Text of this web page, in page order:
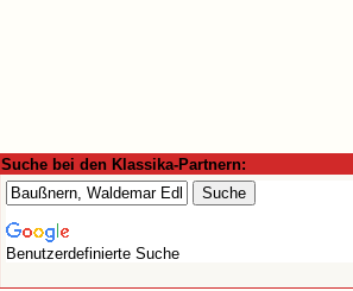
Suche bei den Klassika-Partnern:
Benutzerdefinierte Suche